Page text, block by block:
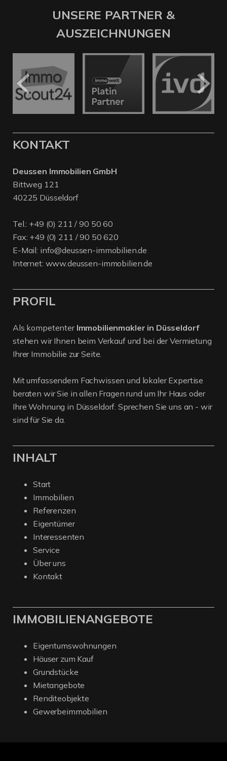
UNSERE PARTNER &
AUSZEICHNUNGEN
KONTAKT
Deussen Immobilien GmbH
Bittweg 121
40225 Düsseldorf
Tel.: +49 (0) 211 / 90 50 60
Fax: +49 (0) 211 / 90 50 620
E-Mail: info@deussen-immobilien.de
Internet: www.deussen-immobilien.de
PROFIL
Als kompetenter Immobilienmakler in Düsseldorf
stehen wir Ihnen beim Verkauf und bei der Vermietung
Ihrer Immobilie zur Seite.
Mit umfassendem Fachwissen und lokaler Expertise
beraten wir Sie in allen Fragen rund um Ihr Haus oder
Ihre Wohnung in Düsseldorf. Sprechen Sie uns an - wir
sind für Sie da.
INHALT
Start
Immobilien
Referenzen
Eigentümer
Interessenten
Service
Über uns
Kontakt
IMMOBILIENANGEBOTE
Eigentumswohnungen
Häuser zum Kauf
Grundstücke
Mietangebote
Renditeobjekte
Gewerbeimmobilien